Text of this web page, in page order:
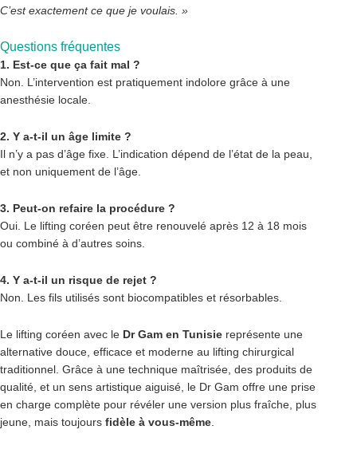
C’est exactement ce que je voulais. »
Questions fréquentes
1. Est-ce que ça fait mal ?
Non. L’intervention est pratiquement indolore grâce à une
anesthésie locale.
2. Y a-t-il un âge limite ?
Il n’y a pas d’âge fixe. L’indication dépend de l’état de la peau,
et non uniquement de l’âge.
3. Peut-on refaire la procédure ?
Oui. Le lifting coréen peut être renouvelé après 12 à 18 mois
ou combiné à d’autres soins.
4. Y a-t-il un risque de rejet ?
Non. Les fils utilisés sont biocompatibles et résorbables.
Le lifting coréen avec le Dr Gam en Tunisie représente une
alternative douce, efficace et moderne au lifting chirurgical
traditionnel. Grâce à une technique maîtrisée, des produits de
qualité, et un sens artistique aiguisé, le Dr Gam offre une prise
en charge complète pour révéler une version plus fraîche, plus
jeune, mais toujours fidèle à vous-même